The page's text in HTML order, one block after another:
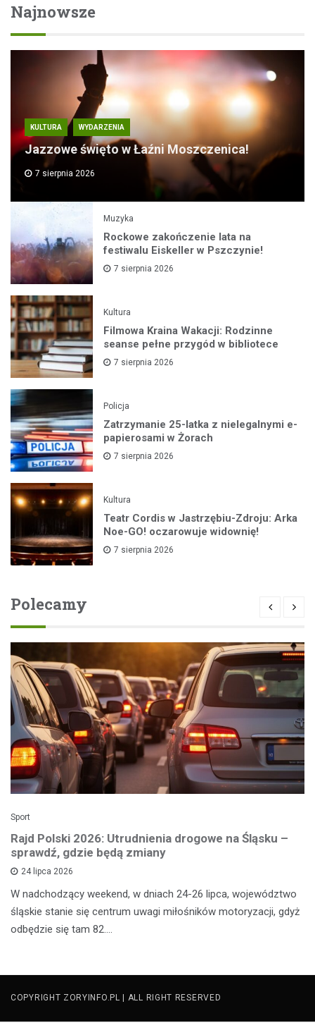
Najnowsze
KULTURA WYDARZENIA
Jazzowe święto w Łaźni Moszczenica!
7 sierpnia 2026
Muzyka
Rockowe zakończenie lata na
festiwalu Eiskeller w Pszczynie!
7 sierpnia 2026
Kultura
Filmowa Kraina Wakacji: Rodzinne
seanse pełne przygód w bibliotece
7 sierpnia 2026
Policja
Zatrzymanie 25-latka z nielegalnymi e-
papierosami w Żorach
7 sierpnia 2026
Kultura
Teatr Cordis w Jastrzębiu-Zdroju: Arka
Noe-GO! oczarowuje widownię!
7 sierpnia 2026
Polecamy
Sport
Rajd Polski 2026: Utrudnienia drogowe na Śląsku –
sprawdź, gdzie będą zmiany
24 lipca 2026
W nadchodzący weekend, w dniach 24-26 lipca, województwo
śląskie stanie się centrum uwagi miłośników motoryzacji, gdyż
odbędzie się tam 82.…
COPYRIGHT ZORYINFO.PL | ALL RIGHT RESERVED